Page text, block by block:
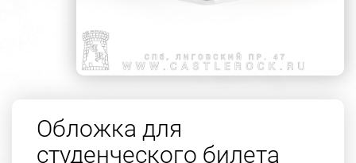
Обложка для
студенческого билета